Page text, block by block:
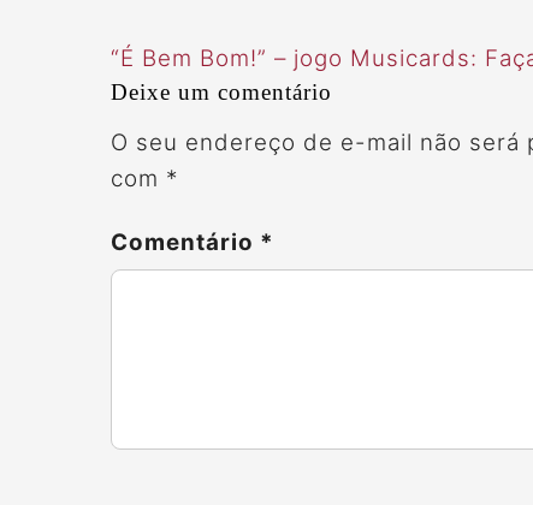
“É Bem Bom!” – jogo Musicards:
Deixe um comentário
O seu endereço de e-mail não será
com *
Comentário *